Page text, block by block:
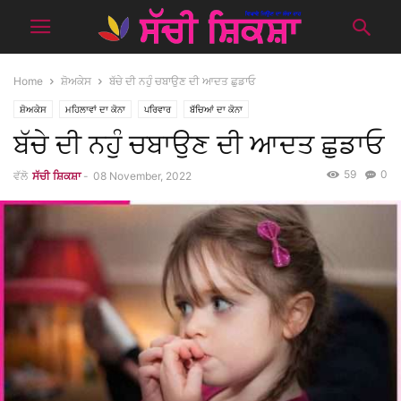
Home ਸ਼ੋਅਕੇਸ ਬੱਚੇ ਦੀ ਨਹੁੰ ਚਬਾਉਣ ਦੀ ਆਦਤ ਛੁਡਾਓ
ਸ਼ੋਅਕੇਸ ਮਹਿਲਾਵਾਂ ਦਾ ਕੋਨਾ ਪਰਿਵਾਰ ਬੱਚਿਆਂ ਦਾ ਕੋਨਾ
ਬੱਚੇ ਦੀ ਨਹੁੰ ਚਬਾਉਣ ਦੀ ਆਦਤ ਛੁਡਾਓ
ਵੱਲੋ ਸੱਚੀ ਸ਼ਿਕਸ਼ਾ - 08 November, 2022 0
59